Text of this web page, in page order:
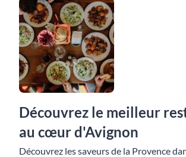
Découvrez le meilleur
au cœur d'Avignon
Découvrez les saveurs de la Provence